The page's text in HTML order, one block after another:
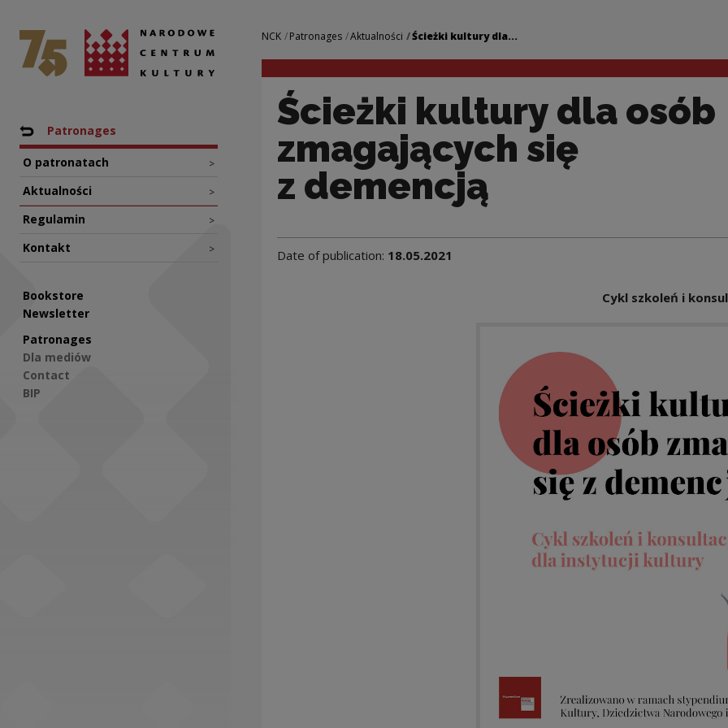
Ścieżki kultury dla osób
National Centre for Culture Poland
Nawigacja
Back to: NCK
Patronages
O patronatach >
Aktualności >
Regulamin >
Kontakt >
Bookstore
Newsletter
Patronages
Dla mediów
Contact
BIP
Navigation
NCK Patronages Aktualności Ścieżki kultury dla...
Ścieżki kultury dla osób
zmagających się
z demencją
Date of publication: 18.05.2021
Cykl szkoleń i